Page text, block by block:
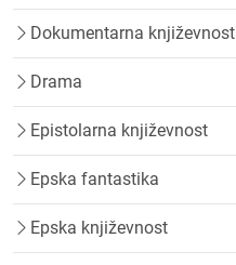
Dokumentarna književnost
Drama
Epistolarna književnost
Epska fantastika
Epska književnost